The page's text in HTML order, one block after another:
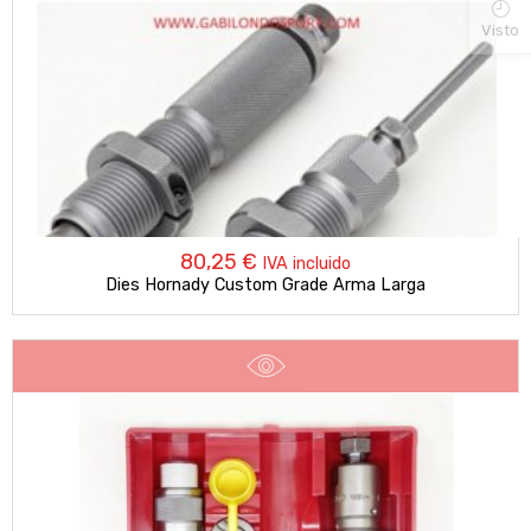
80,25 € IVA incluido
Dies Hornady Custom Grade Arma Larga
Visto